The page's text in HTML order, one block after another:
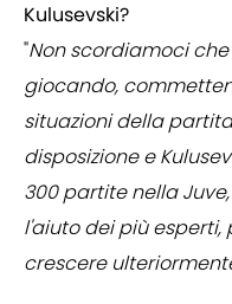
Kulusevski?
"Non scordiamoci
giocando,
situazioni della
disposizione e
300 partite nella
l'aiuto dei più
crescere